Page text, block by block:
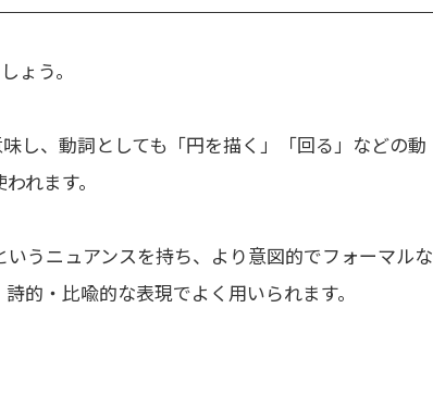
ょう。
し、動詞としても「円を描く」「回る」などの動
れます。
うニュアンスを持ち、より意図的でフォーマルな
的・比喩的な表現でよく用いられます。